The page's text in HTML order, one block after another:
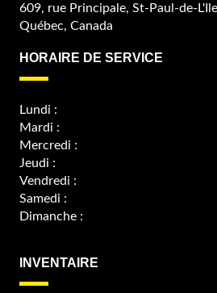
609, rue Principale, St-Paul-de-
Québec, Canada
HORAIRE DE SERVICE
Lundi :
Mardi :
Mercredi :
Jeudi :
Vendredi :
Samedi :
Dimanche :
INVENTAIRE